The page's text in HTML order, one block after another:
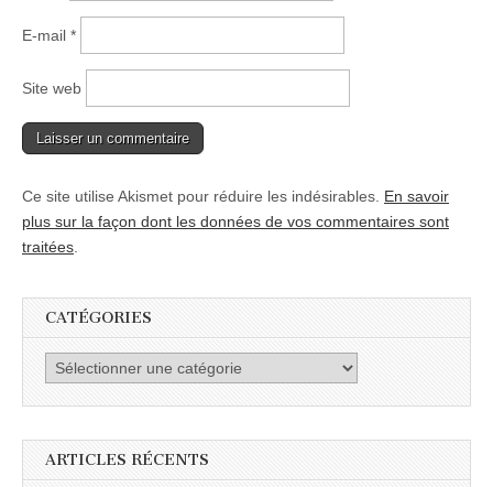
E-mail *
Site web
Ce site utilise Akismet pour réduire les indésirables. En savoir
plus sur la façon dont les données de vos commentaires sont
traitées
CATÉGORIES
Catégories
ARTICLES RÉCENTS